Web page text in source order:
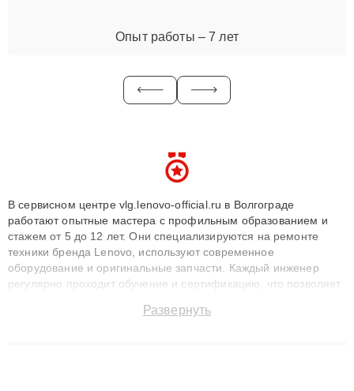
Опыт работы – 7 лет
В сервисном центре vlg.lenovo-official.ru в Волгограде
работают опытные мастера с профильным образованием и
стажем от 5 до 12 лет. Они специализируются на ремонте
техники бренда Lenovo, используют современное
оборудование и оригинальные запчасти. Каждый инженер
регулярно проходит обучение и сертификацию, что позволяет
технику с сохранением гарантии до 3 лет. Наши мастера
Развернуть